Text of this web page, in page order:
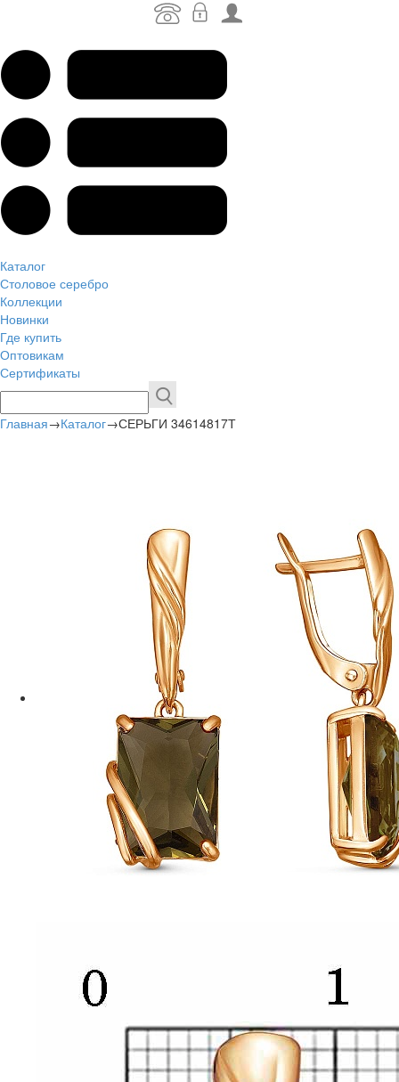
Каталог
Столовое серебро
Коллекции
Новинки
Где купить
Оптовикам
Сертификаты
Главная→Каталог→СЕРЬГИ 34614817Т